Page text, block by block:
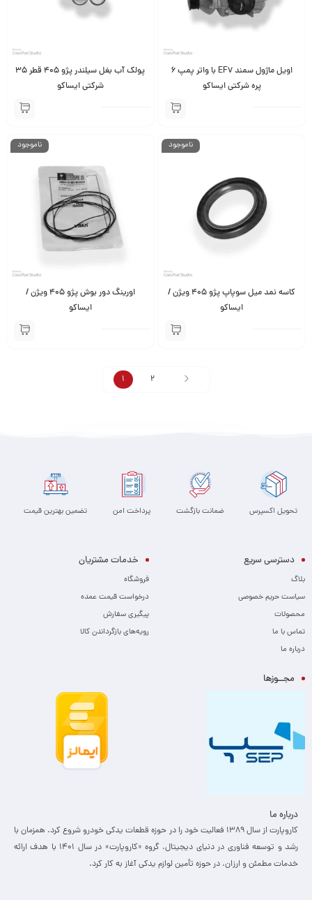
اویل ماژول سمند EF7 با واتر پمپ 6
پره شرکتی ایساکو
پولک آب بغل سیلندر پژو 405 قطر 35
شرکتی ایساکو
ناموجود
کاسه نمد میل سوپاپ پژو 405 ویژن /
ایساکو
ناموجود
اورینگ دور بوش پژو 405 ویژن /
ایساکو
1 2
تحویل اکسپرس ضمانت بازگشت پرداخت امن تضمین بهترین قیمت
دسترسی سریع
بلاگ
سیاست حریم خصوصی
محصولات
تماس با ما
درباره ما
خدمات مشتریان
فروشگاه
درخواست قیمت عمده
پیگیری سفارش
رویه‌های بازگرداندن کالا
مجــوزها
درباره ما
کاروپارت از سال ۱۳۸۹ فعالیت خود را در حوزه قطعات یدکی خودرو شروع کرد. همزمان با
رشد و توسعه فناوری در دنیای دیجیتال، گروه «کاروپارت» در سال ۱۴۰۱ با هدف ارائه
خدمات مطمئن و ارزان، ­در حوزه تأمین لوازم یدکی آغاز به کار کرد.